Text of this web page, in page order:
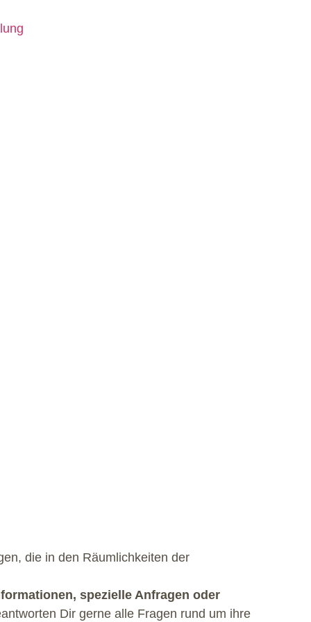
die in den Räumlichkeiten der
spezielle Anfragen oder
Dir gerne alle Fragen rund um ihre